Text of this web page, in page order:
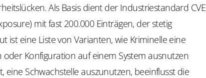
Als Basis dient der Industriestandard CVE
mit fast 200.000 Einträgen, der stetig
ist eine Liste von Varianten, wie Kriminelle eine
Konfiguration auf einem System ausnutzen
eine Schwachstelle auszunutzen, beeinflusst die